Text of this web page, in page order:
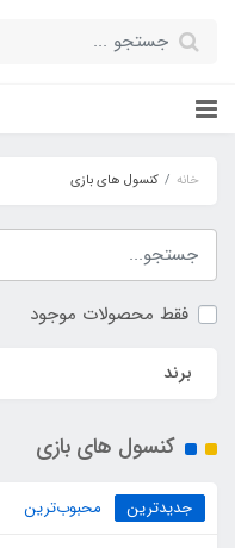
خانه کنسول های بازی
فقط محصولات موجود
برند
کنسول های بازی
جدیدترین محبوب‌ترین